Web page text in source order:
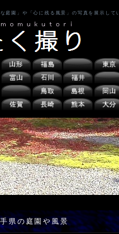
庭園」や「心に残る風景」の写真を展示して
県の庭園や風景